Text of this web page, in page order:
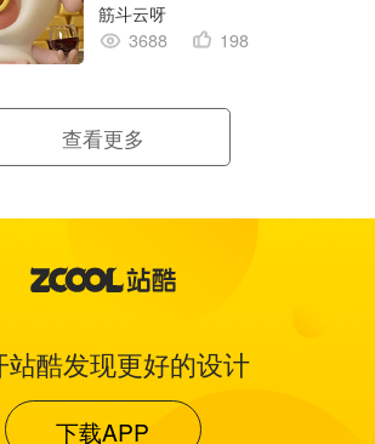
筋斗云呀
3688
198
查看更多
站酷发现更好的设计
下载APP